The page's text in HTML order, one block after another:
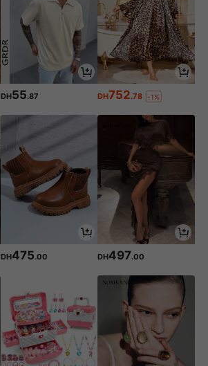
DH55.87 DH752.78 -1%
DH475.00 DH497.00